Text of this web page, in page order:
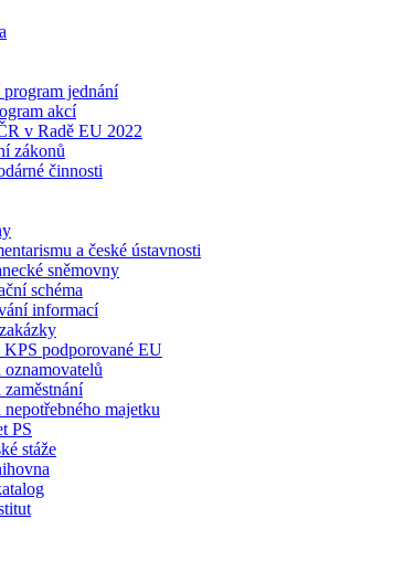
jednání
akcí
v Radě EU 2022
zákonů
činnosti
a české ústavnosti
sněmovny
schéma
informací
KPS podporované EU
oznamovatelů
majetku
PS
stáže